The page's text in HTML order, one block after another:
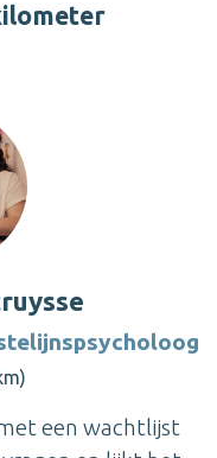
een wachtlijst